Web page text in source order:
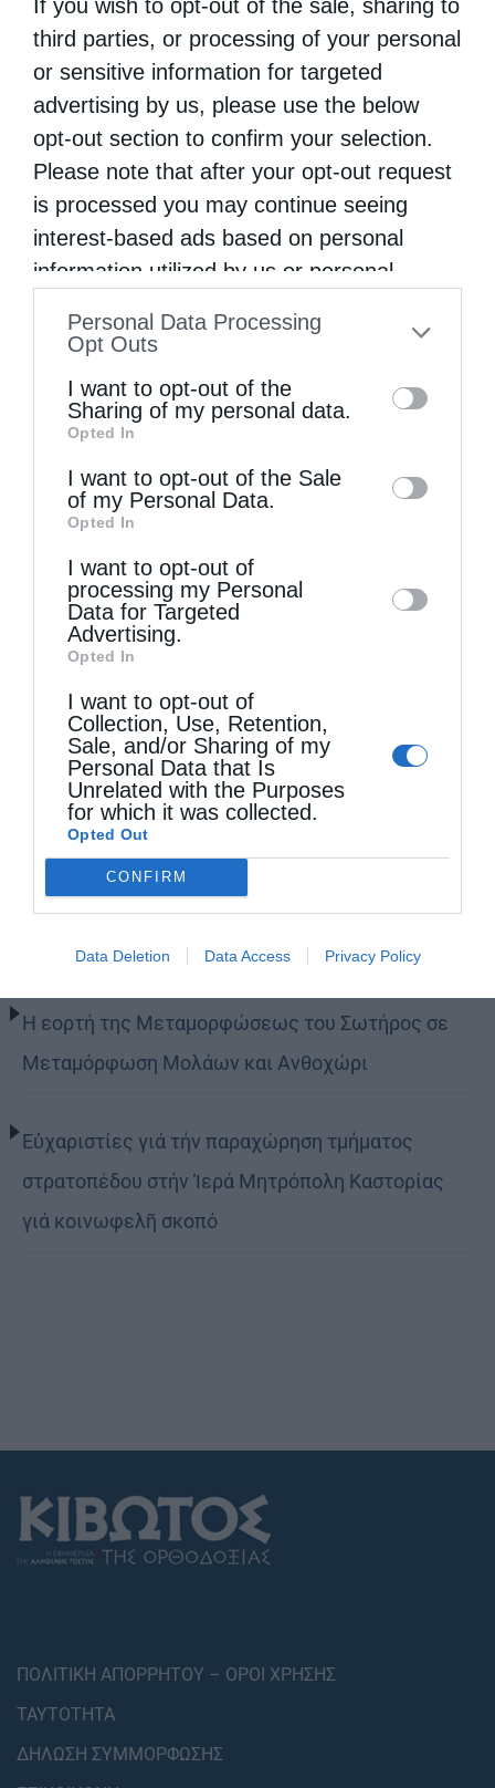
If you wish to opt-out of the sale, sharing to
third parties, or processing of your personal
or sensitive information for targeted
advertising by us, please use the below
opt-out section to confirm your selection.
Please note that after your opt-out request
is processed you may continue seeing
interest-based ads based on personal
information utilized by us or personal
to your opt-out. You may separately opt-out
information by third parties on the IAB’s list
of downstream participants. This
information may also be disclosed by us to
third parties on theIAB’s List of
Downstream Participants
disclose it to other third parties.
Personal Data Processing
Opt Outs
I want to opt-out of the
Sharing of my personal data.
Opted In
I want to opt-out of the Sale
of my Personal Data.
Opted In
I want to opt-out of
processing my Personal
Data for Targeted
Advertising.
Opted In
I want to opt-out of
Collection, Use, Retention,
Sale, and/or Sharing of my
Personal Data that Is
Unrelated with the Purposes
for which it was collected.
Opted Out
CONFIRM
Data Deletion Data Access Privacy Policy
Τελευταία άρθρα
Η LEROY MERLIN στηρίζει τον Ελληνικό Ερυθρό
Σταυρό με δωρεά επιχειρησιακού εξοπλισμού για
την αντιμετώπιση των καταστροφικών
πυρκαγιών
Η “Κιβωτός της Ορθοδοξίας” σε όλα τα περίπτερα
Δημητριάδος Ιγνάτιος: «Η Παναγία μας δείχνει
τον δρόμο της ταπείνωσης και της σιωπής»
Η εορτή της Μεταμορφώσεως του Σωτήρος σε
Μεταμόρφωση Μολάων και Ανθοχώρι
Εὐχαριστίες γιά τήν παραχώρηση τμήματος
στρατοπέδου στήν Ἱερά Μητρόπολη Καστορίας
γιά κοινωφελῆ σκοπό
ΠΟΛΙΤΙΚΗ ΑΠΟΡΡΗΤΟΥ – ΟΡΟΙ ΧΡΗΣΗΣ
ΤΑΥΤΟΤΗΤΑ
ΔΗΛΩΣΗ ΣΥΜΜΟΡΦΩΣΗΣ